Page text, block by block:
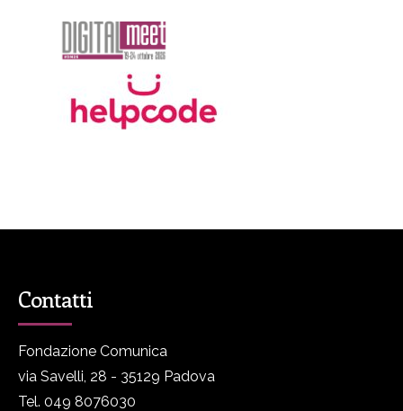
Contatti
Fondazione Comunica
via Savelli, 28 - 35129 Padova
Tel. 049 8076030